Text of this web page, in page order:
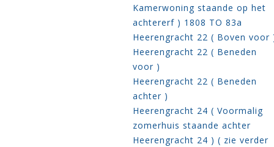
Kamerwoning staande op het
achtererf ) 1808 TO 83a
Heerengracht 22 ( Boven voor
Heerengracht 22 ( Beneden
voor )
Heerengracht 22 ( Beneden
achter )
Heerengracht 24 ( Voormalig
zomerhuis staande achter
Heerengracht 24 ) ( zie verder